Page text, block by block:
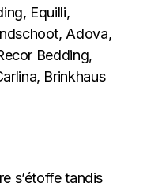
Equilli,
Adova,
Bedding,
Brinkhaus
s’étoffe tandis